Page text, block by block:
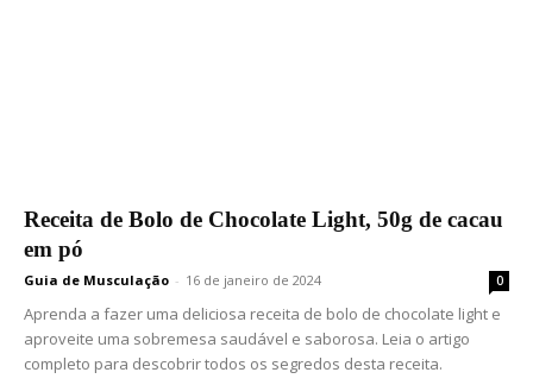
Receita de Bolo de Chocolate Light, 50g de cacau
em pó
Guia de Musculação - 16 de janeiro de 2024 0
Aprenda a fazer uma deliciosa receita de bolo de chocolate light e
aproveite uma sobremesa saudável e saborosa. Leia o artigo
completo para descobrir todos os segredos desta receita.